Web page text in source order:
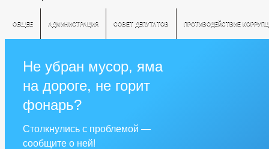
ОБЩЕЕ АДМИНИСТРАЦИЯ СОВЕТ ДЕПУТАТОВ ПРОТИВОДЕЙСТВИЕ
Не убран мусор, яма
на дороге, не горит
фонарь?
Столкнулись с проблемой —
сообщите о ней!